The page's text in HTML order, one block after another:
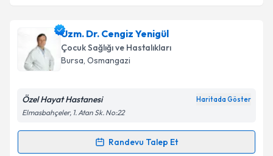
Uzm. Dr. Mesut Arslan için randevu takvimi talebi
oluşturun. Size bu uzmandan randevu almanız için bir
takvim hazırlandığında e-posta ile bilgilendireceğiz.
Kişisel verilerimin işlenmesine ilişkin
Metni'ni okudum ve kişisel verilerimin belirtilen
Uzm. Dr. Cengiz Yenigül
Çocuk Sağlığı ve Hastalıkları
Bursa, Osmangazi
Özel Hayat Hastanesi Haritada Göster
Elmasbahçeler, 1. Atan Sk. No:22
Randevu Talep Et
Randevu Takvimi Talebi